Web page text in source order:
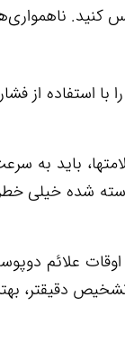
با استفاده از
باید به
شده
علائم
تشخیص